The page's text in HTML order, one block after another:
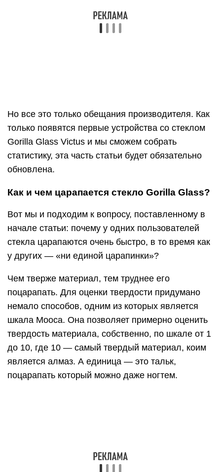
Но все это только обещания производителя. Как
только появятся первые устройства со стеклом
Gorilla Glass Victus и мы сможем собрать
статистику, эта часть статьи будет обязательно
обновлена.
Как и чем царапается стекло Gorilla Glass?
Вот мы и подходим к вопросу, поставленному в
начале статьи: почему у одних пользователей
стекла царапаются очень быстро, в то время как
у других — «ни единой царапинки»?
Чем тверже материал, тем труднее его
поцарапать. Для оценки твердости придумано
немало способов, одним из которых является
шкала Мооса. Она позволяет примерно оценить
твердость материала, собственно, по шкале от 1
до 10, где 10 — самый твердый материал, коим
является алмаз. А единица — это тальк,
поцарапать который можно даже ногтем.